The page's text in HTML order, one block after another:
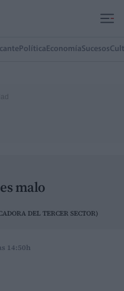
Política EconomíaSucesos
malo
DEL TERCER SECTOR)
14:50h